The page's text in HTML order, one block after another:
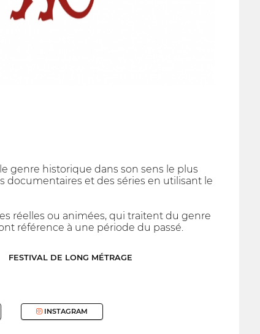
genre historique dans son sens le plus
documentaires et des séries en utilisant le
réelles ou animées, qui traitent du genre
référence à une période du passé.
FESTIVAL DE LONG MÉTRAGE
INSTAGRAM